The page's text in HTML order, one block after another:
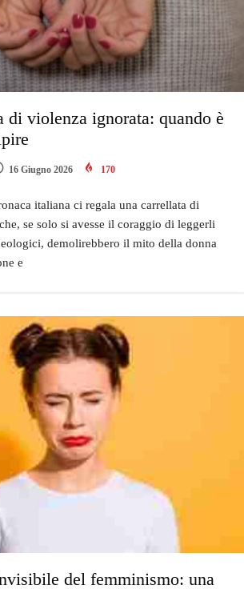
di violenza ignorata: quando è
16 Giugno 2026 170
italiana ci regala una carrellata di
se solo si avesse il coraggio di leggerli
demolirebbero il mito della donna
e
del femminismo: una